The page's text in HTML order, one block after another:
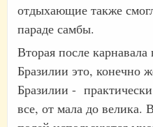
отдыхающие также
параде самбы.
Вторая после карнавала
Бразилии это, конечно
Бразилии -
все, от мала до велика.